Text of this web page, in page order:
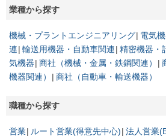
業種から探す
機械・プラントエンジニアリング 電気
連 輸送用機器・自動車関連 精密機器・
気機器 商社（機械・金属・鉄鋼関連）
機器関連）
商社（自動車・輸送機器）
職種から探す
営業 ルート営業(得意先中心) 法人営業